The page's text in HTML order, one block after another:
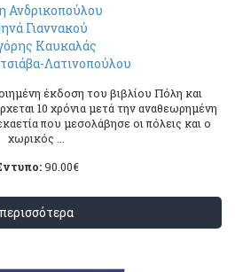
Ανδρικοπούλου
Γιαννακού
Καυκαλάς
Λατινοπούλου
έκδοση του βιβλίου Πόλη και
10 χρόνια μετά την αναθεωρημένη
που μεσολάβησε οι πόλεις και ο
χωρικός ...
90.00€
περισσότερα